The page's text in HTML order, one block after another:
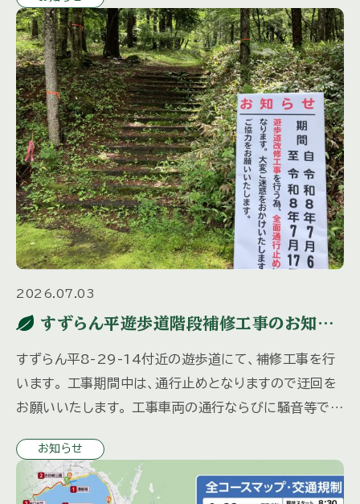
皆さまは、徒 […]
2026.07.03
すずらん平遊歩道階段補修工事のお知ら
すずらん平8-29-14付近の遊歩道にて、補修工事を行
います。 工事期間中は、通行止めとなりますので迂回を
お願いいたします。 工事車両の通行ならびに騒音等でご
で 何とぞ […]
お知らせ